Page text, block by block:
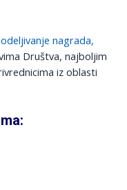
nagrada,
Društva, najboljim
iz oblasti